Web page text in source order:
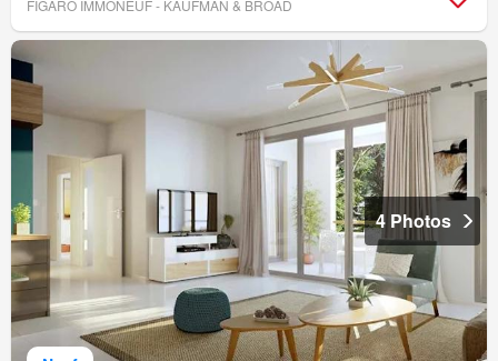
FIGARO IMMONEUF - KAUFMAN & BROAD
4 Photos